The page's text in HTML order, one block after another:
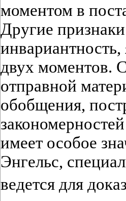
моментом в
Другие
двух моментов.
отправной
обобщения,
имеет особое
Энгельс,
ведется для